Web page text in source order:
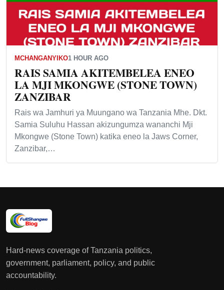
MCHANGANYIKO1 HOUR AGO
RAIS SAMIA AKITEMBELEA ENEO
LA MJI MKONGWE (STONE TOWN)
ZANZIBAR
Rais wa Jamhuri ya Muungano wa Tanzania Mhe. Dkt.
Samia Suluhu Hassan akizungumza wananchi Mji
Mkongwe (Stone Town) katika eneo la Jaws Corner,
Zanzibar,…
Hard-news coverage of Tanzania politics,
government, parliament, policy, and public
accountability.